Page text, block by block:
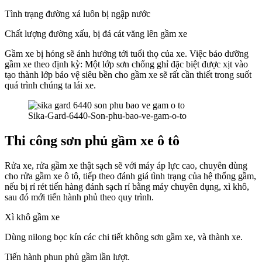
Tình trạng đường xá luôn bị ngập nước
Chất lượng đường xấu, bị đá cát văng lên gầm xe
Gầm xe bị hỏng sẽ ảnh hưởng tới tuổi thọ của xe. Việc bảo dưỡng
gầm xe theo định kỳ: Một lớp sơn chống ghỉ đặc biệt được xịt vào
tạo thành lớp bảo vệ siêu bền cho gầm xe sẽ rất cần thiết trong suốt
quá trình chúng ta lái xe.
Sika-Gard-6440-Son-phu-bao-ve-gam-o-to
Thi công sơn phủ gầm xe ô tô
Rửa xe, rửa gầm xe thật sạch sẽ với máy áp lực cao, chuyên dùng
cho rửa gầm xe ô tô, tiếp theo đánh giá tình trạng của hệ thống gầm,
nếu bị rỉ rét tiến hàng đánh sạch rỉ bằng máy chuyên dụng, xì khô,
sau đó mới tiến hành phủ theo quy trình.
Xì khô gầm xe
Dùng nilong bọc kín các chi tiết không sơn gầm xe, và thành xe.
Tiến hành phun phủ gầm lần lượt.